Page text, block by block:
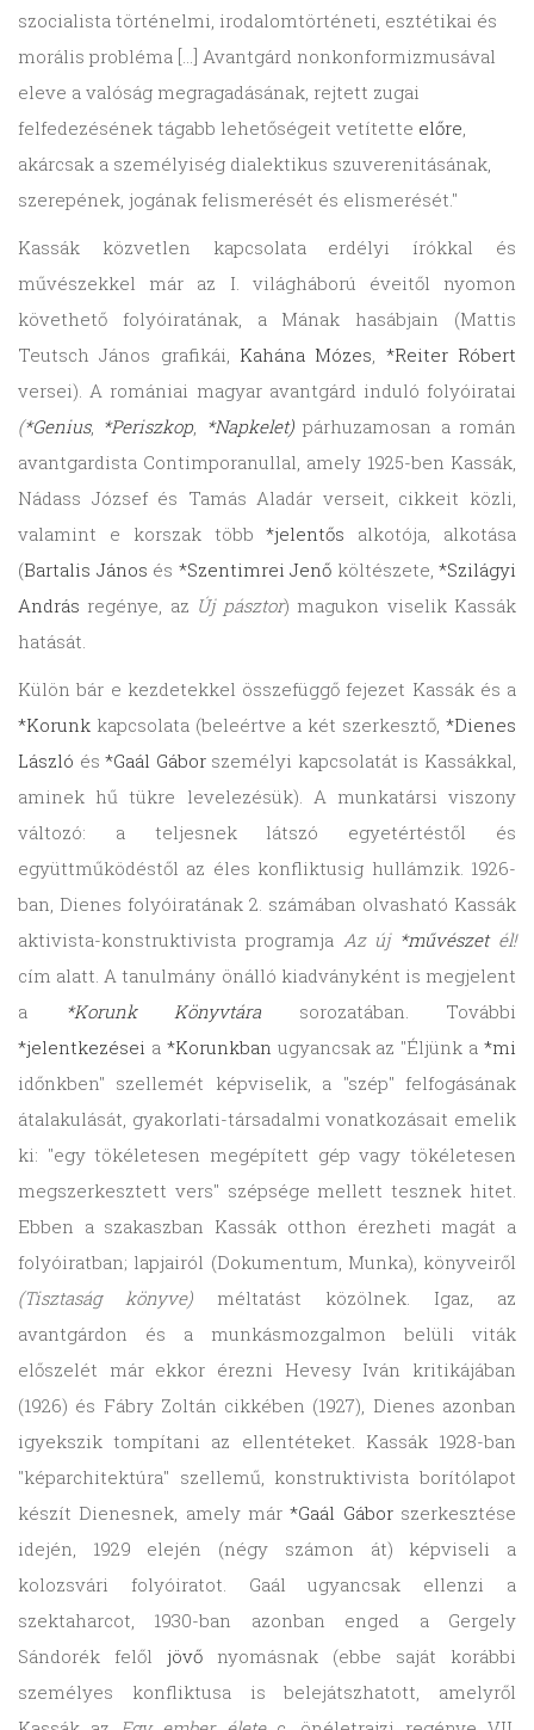
szocialista történelmi, irodalomtörténeti, esztétikai és
morális probléma […] Avantgárd nonkonformizmusával
eleve a valóság megragadásának, rejtett zugai
felfedezésének tágabb lehetőségeit vetítette előre,
akárcsak a személyiség dialektikus szuverenitásának,
szerepének, jogának felismerését és elismerését."
Kassák közvetlen kapcsolata erdélyi írókkal és
művészekkel már az I. világháború éveitől nyomon
követhető folyóiratának, a Mának hasábjain (Mattis
Teutsch János grafikái, Kahána Mózes, *Reiter Róbert
versei). A romániai magyar avantgárd induló folyóiratai
(*Genius, *Periszkop, *Napkelet)párhuzamosan a román
avantgardista Contimporanullal, amely 1925-ben Kassák,
Nádass József és Tamás Aladár verseit, cikkeit közli,
valamint e korszak több*jelentős alkotója, alkotása
(Bartalis János és *Szentimrei Jenő költészete, *Szilágyi
András regénye, az Új pásztor) magukon viselik Kassák
hatását.
Külön bár e kezdetekkel összefüggő fejezet Kassák és a
*Korunk kapcsolata (beleértve a két szerkesztő, *Dienes
László és*Gaál Gáborszemélyi kapcsolatát is Kassákkal,
aminek hű tükre levelezésük). A munkatársi viszony
változó: a teljesnek látszó egyetértéstől és
együttműködéstől az éles konfliktusig hullámzik. 1926-
ban, Dienes folyóiratának 2. számában olvasható Kassák
aktivista-konstruktivista programja Az új *művészetél!
cím alatt. A tanulmány önálló kiadványként is megjelent
a
*Korunk Könyvtára sorozatában. További
*jelentkezései a *Korunkban ugyancsak az "Éljünk a*mi
időnkben" szellemét képviselik, a "szép" felfogásának
átalakulását, gyakorlati-társadalmi vonatkozásait emelik
ki: "egy tökéletesen megépített gép vagy tökéletesen
megszerkesztett vers" szépsége mellett tesznek hitet.
Ebben a szakaszban Kassák otthon érezheti magát a
folyóiratban; lapjairól (Dokumentum, Munka), könyveiről
(Tisztaság könyve) méltatást közölnek. Igaz, az
avantgárdon és a munkásmozgalmon belüli viták
előszelét már ekkor érezni Hevesy Iván kritikájában
(1926) és Fábry Zoltán cikkében (1927), Dienes azonban
igyekszik tompítani az ellentéteket. Kassák 1928-ban
"képarchitektúra" szellemű, konstruktivista borítólapot
készít Dienesnek, amely már*Gaál Gáborszerkesztése
idején, 1929 elején (négy számon át) képviseli a
kolozsvári folyóiratot. Gaál ugyancsak ellenzi a
szektaharcot, 1930-ban azonban enged a Gergely
Sándorék felől jövő nyomásnak (ebbe saját korábbi
személyes konfliktusa is belejátszhatott, amelyről